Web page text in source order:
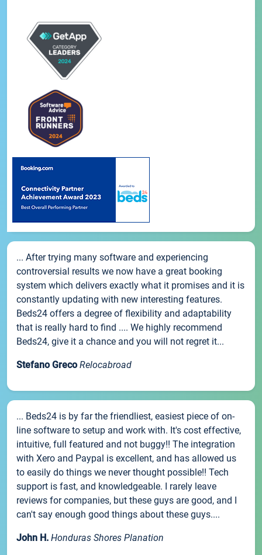
... After trying many software and experiencing
controversial results we now have a great booking
system which delivers exactly what it promises and it is
constantly updating with new interesting features.
Beds24 offers a degree of flexibility and adaptability
that is really hard to find .... We highly recommend
Beds24, give it a chance and you will not regret it...
Stefano Greco Relocabroad
... Beds24 is by far the friendliest, easiest piece of on-
line software to setup and work with. It's cost effective,
intuitive, full featured and not buggy!! The integration
with Xero and Paypal is excellent, and has allowed us
to easily do things we never thought possible!! Tech
support is fast, and knowledgeable. I rarely leave
reviews for companies, but these guys are good, and I
can't say enough good things about these guys....
John H. Honduras Shores Planation